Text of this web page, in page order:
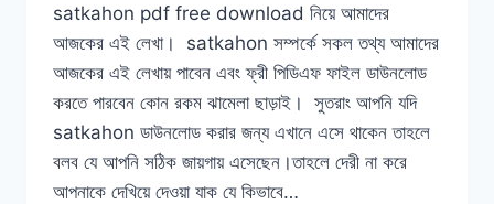
satkahon pdf free download নিয়ে আমাদের
আজকের এই লেখা। satkahon সম্পর্কে সকল তথ্য আমাদের
আজকের এই লেখায় পাবেন এবং ফ্রী পিডিএফ ফাইল ডাউনলোড
করতে পারবেন কোন রকম ঝামেলা ছাড়াই। সুতরাং আপনি যদি
satkahon ডাউনলোড করার জন্য এখানে এসে থাকেন তাহলে
বলব যে আপনি সঠিক জায়গায় এসেছেন।তাহলে দেরী না করে
আপনাকে দেখিয়ে দেওয়া যাক যে কিভাবে…